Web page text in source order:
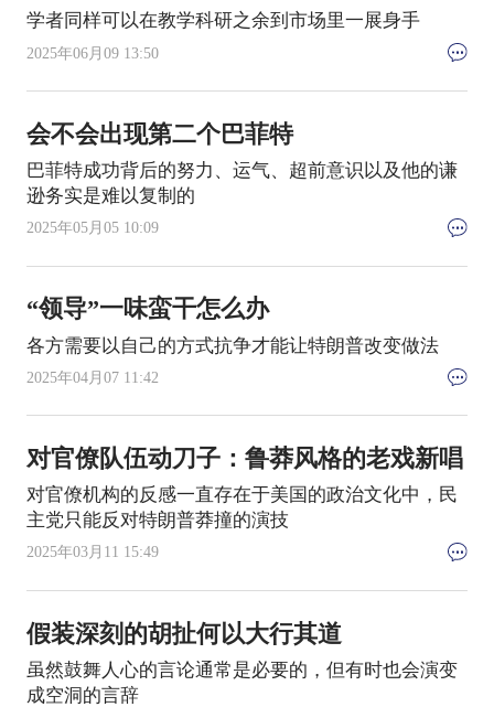
学者同样可以在教学科研之余到市场里一展身手
2025年06月09 13:50
会不会出现第二个巴菲特
巴菲特成功背后的努力、运气、超前意识以及他的谦
逊务实是难以复制的
2025年05月05 10:09
“领导”一味蛮干怎么办
各方需要以自己的方式抗争才能让特朗普改变做法
2025年04月07 11:42
对官僚队伍动刀子：鲁莽风格的老戏新唱
对官僚机构的反感一直存在于美国的政治文化中，民
主党只能反对特朗普莽撞的演技
2025年03月11 15:49
假装深刻的胡扯何以大行其道
虽然鼓舞人心的言论通常是必要的，但有时也会演变
成空洞的言辞